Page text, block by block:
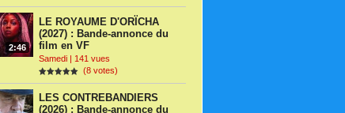
2:46
LE ROYAUME D'ORÏCHA
(2027) : Bande-annonce du
film en VF
Samedi | 141 vues
(8 votes)
LES CONTREBANDIERS
(2026) : Bande-annonce du